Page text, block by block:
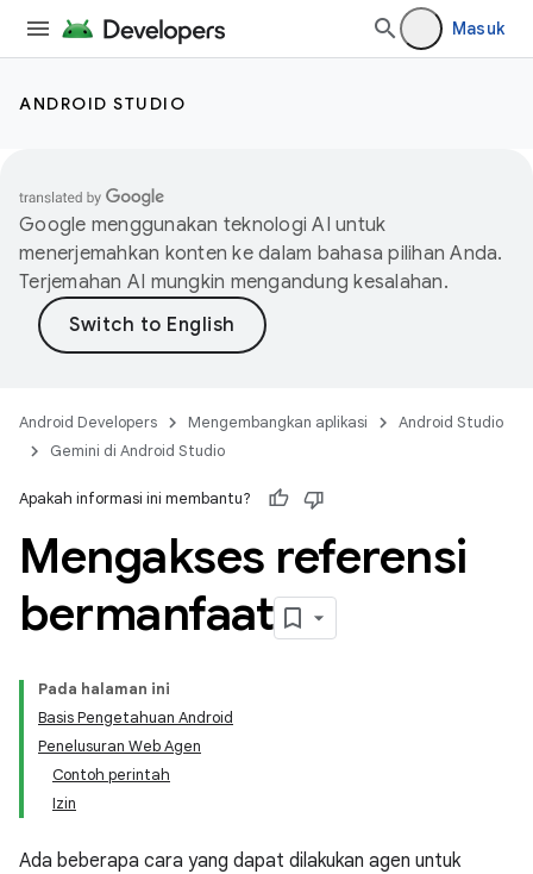
Masuk
ANDROID STUDIO
Google menggunakan teknologi AI untuk
menerjemahkan konten ke dalam bahasa pilihan Anda.
Terjemahan AI mungkin mengandung kesalahan.
Android Developers Mengembangkan aplikasi
Android Studio
Gemini di Android Studio
Apakah informasi ini membantu?
Mengakses referensi
bermanfaat
Pada halaman ini
Basis Pengetahuan Android
Penelusuran Web Agen
Contoh perintah
Izin
Ada beberapa cara yang dapat dilakukan agen untuk